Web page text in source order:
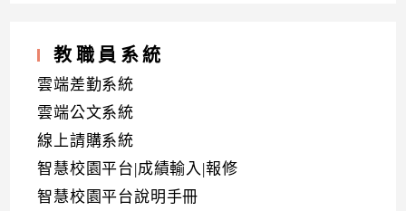
教職員系統
雲端差勤系統
雲端公文系統
線上請購系統
智慧校園平台|成績輸入|報修
智慧校園平台說明手冊